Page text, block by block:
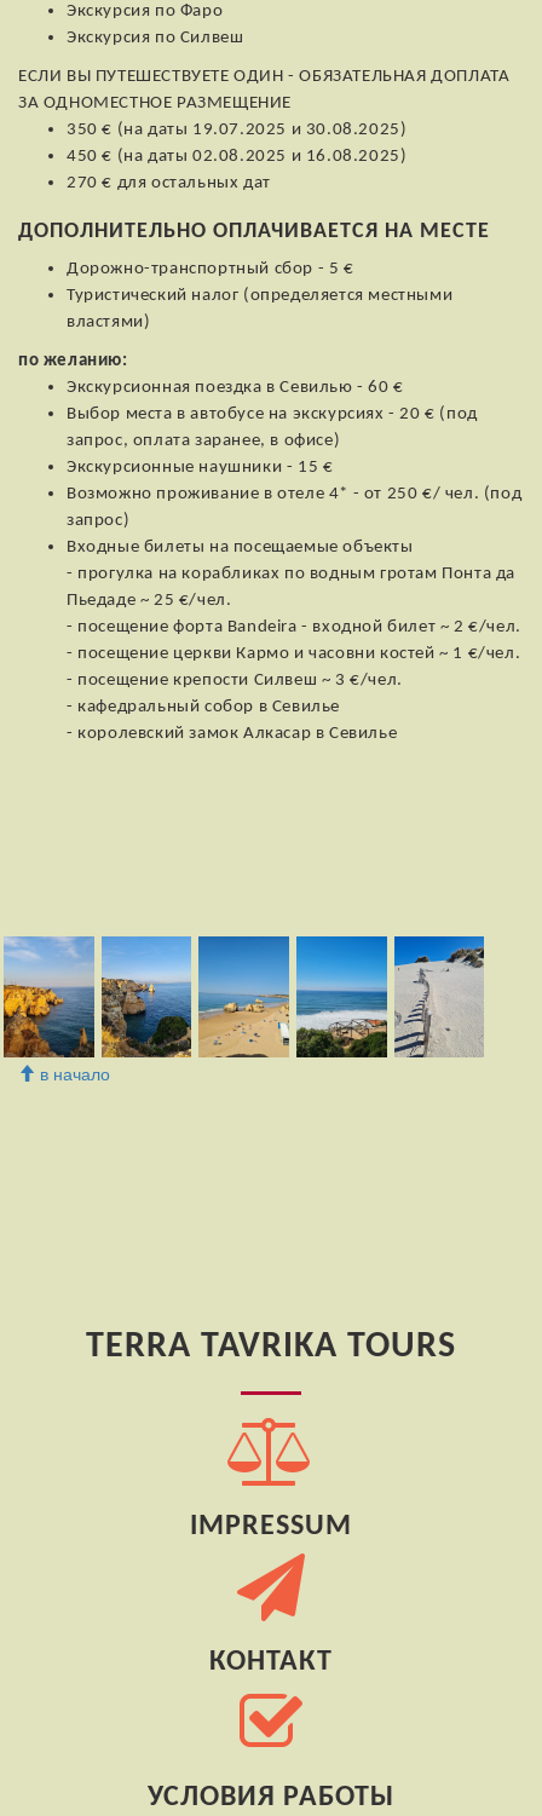
Экскурсия по Фаро
Экскурсия по Силвеш
ЕСЛИ ВЫ ПУТЕШЕСТВУЕТЕ ОДИН - ОБЯЗАТЕЛЬНАЯ ДОПЛАТА
ЗА ОДНОМЕСТНОЕ РАЗМЕЩЕНИЕ
350 € (на даты 19.07.2025 и 30.08.2025)
450 € (на даты 02.08.2025 и 16.08.2025)
270 € для остальных дат
ДОПОЛНИТЕЛЬНО ОПЛАЧИВАЕТСЯ НА МЕСТЕ
Дорожно-транспортный сбор - 5 €
Туристический налог (определяется местными
властями)
по желанию:
Экскурсионная поездка в Севилью - 60 €
Выбор места в автобусе на экскурсиях - 20 € (под
запрос, оплата заранее, в офисе)
Экскурсионные наушники - 15 €
Возможно проживание в отеле 4* - от 250 €/ чел. (под
запрос)
Входные билеты на посещаемые объекты
- прогулка на корабликах по водным гротам Понта да
Пьедаде ~ 25 €/чел.
- посещение форта Bandeira - входной билет ~ 2 €/чел.
- посещение церкви Кармо и часовни костей ~ 1 €/чел.
- посещение крепости Силвеш ~ 3 €/чел.
- кафедральный собор в Севилье
- королевский замок Алкасар в Севилье
в начало
TERRA TAVRIKA TOURS
IMPRESSUM
КОНТАКТ
УСЛОВИЯ РАБОТЫ